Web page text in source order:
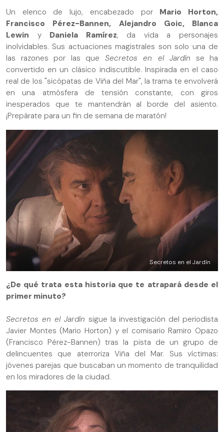
Un elenco de lujo, encabezado por Mario Horton,
Francisco Pérez-Bannen, Alejandro Goic, Blanca
Lewin y Daniela Ramírez, da vida a personajes
inolvidables. Sus actuaciones magistrales son solo una de
las razones por las que Secretos en el Jardín se ha
convertido en un clásico indiscutible. Inspirada en el caso
real de los "sicópatas de Viña del Mar", la trama te envolverá
en una atmósfera de tensión constante, con giros
inesperados que te mantendrán al borde del asiento.
¡Prepárate para un fin de semana de maratón!
Secretos en el Jardín
¿De qué trata esta historia que te atrapará desde el
primer minuto?
Secretos en el Jardín sigue la investigación del periodista
Javier Montes (Mario Horton) y el comisario Ramiro Opazo
(Francisco Pérez-Bannen) tras la pista de un grupo de
delincuentes que aterroriza Viña del Mar. Sus víctimas:
jóvenes parejas que buscaban un momento de tranquilidad
en los miradores de la ciudad.